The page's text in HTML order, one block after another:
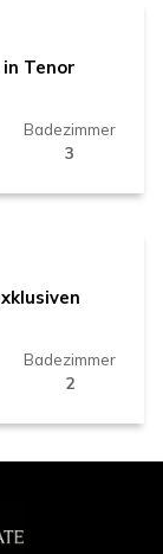
Tenor
Badezimmer
3
Badezimmer
2